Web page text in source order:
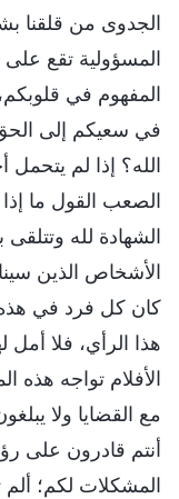
الجدوى من قلقنا
المسؤولية تقع على
المفهوم في
في سعيكم إلى
الله؟ إذا لم
الصعب القول ما
الشهادة لله
الأشخاص الذين
كان كل فرد في هذه
هذا الرأي، فلا
الأفلام تواجه هذه
مع القضايا ولا
أنتم قادرون على
المشكلات لكم؛